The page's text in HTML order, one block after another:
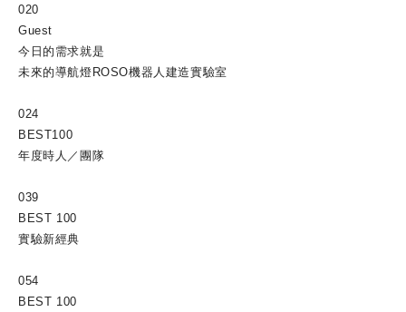
020
Guest
今日的需求就是
未來的導航燈ROSO機器人建造實驗室
024
BEST100
年度時人／團隊
039
BEST 100
實驗新經典
054
BEST 100